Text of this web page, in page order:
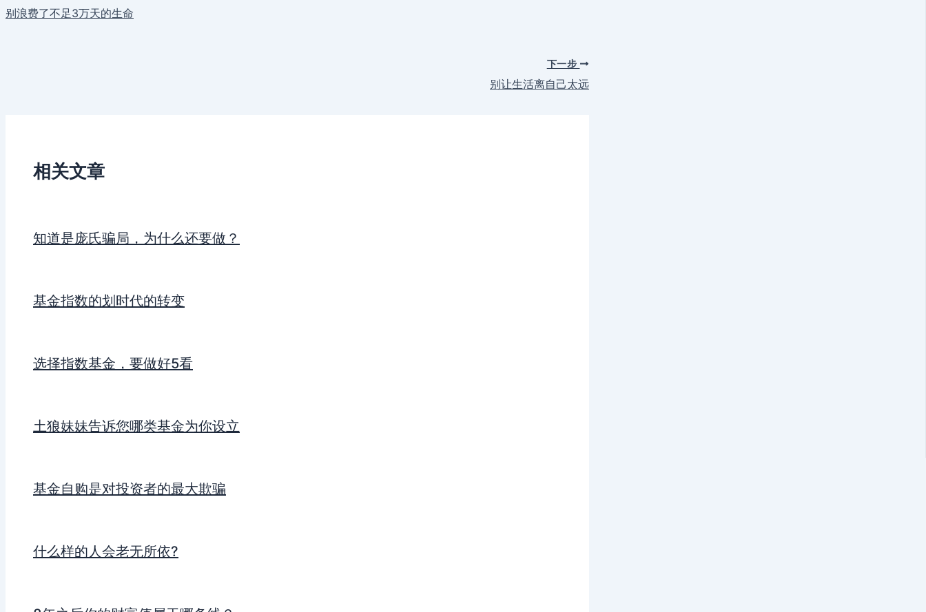
别浪费了不足3万天的生命
下一步
别让生活离自己太远
相关文章
知道是庞氏骗局，为什么还要做？
基金指数的划时代的转变
选择指数基金，要做好5看
土狼妹妹告诉您哪类基金为你设立
基金自购是对投资者的最大欺骗
什么样的人会老无所依?